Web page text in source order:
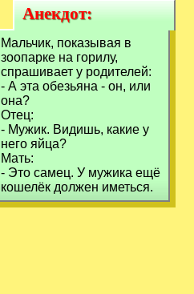
Анекдот:
Мальчик,
показывая в
зоопарке на
горилу,
Анекдот:
Мальчик,
показывая в
зоопарке на
горилу,
Мальчик, показывая в
зоопарке на горилу,
спрашивает у родителей:
- А эта обезьяна - он, или
она?
Отец:
- Мужик. Видишь, какие у
него яйца?
Мать:
- Это самец. У мужика ещё
кошелёк должен иметься.